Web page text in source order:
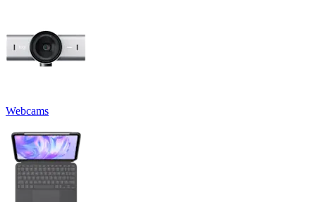
Webcams